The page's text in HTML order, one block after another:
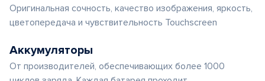
Оригинальная сочность, качество изображения, яркость,
цветопередача и чувствительность Touchscreen
Аккумуляторы
От производителей, обеспечивающих более 1000